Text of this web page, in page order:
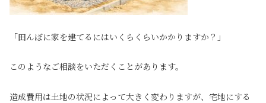
「田んぼに家を建てるにはいくらくらいかかりますか？」
このようなご相談をいただくことがあります。
造成費用は土地の状況によって大きく変わりますが、宅地にする